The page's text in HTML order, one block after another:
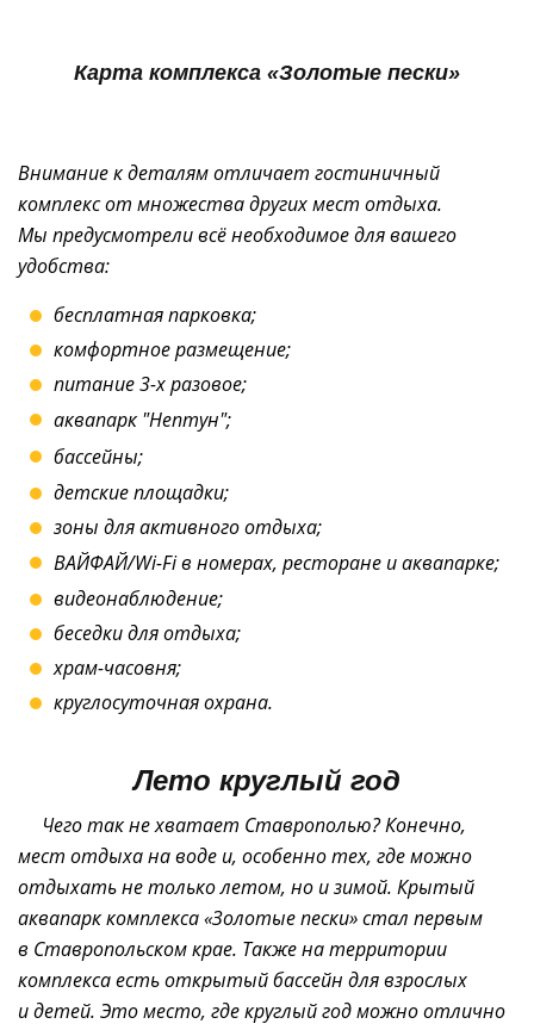
Карта комплекса «Золотые пески»
Внимание к деталям отличает гостиничный
комплекс от множества других мест отдыха.
Мы предусмотрели всё необходимое для вашего
удобства:
бесплатная парковка;
комфортное размещение;
питание 3-х разовое;
аквапарк "Нептун";
бассейны;
детские площадки;
зоны для активного отдыха;
ВАЙФАЙ/Wi-Fi в номерах, ресторане и аквапарке;
видеонаблюдение;
беседки для отдыха;
храм-часовня;
круглосуточная охрана.
Лето круглый год
Чего так не хватает Ставрополью? Конечно,
мест отдыха на воде и, особенно тех, где можно
отдыхать не только летом, но и зимой. Крытый
аквапарк комплекса «Золотые пески» стал первым
в Ставропольском крае. Также на территории
комплекса есть открытый бассейн для взрослых
и детей. Это место, где круглый год можно отлично